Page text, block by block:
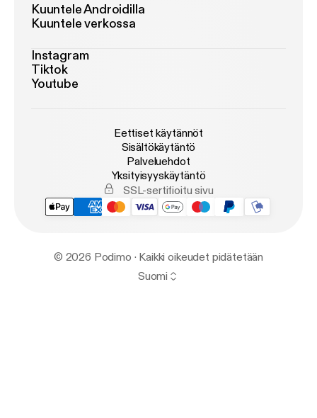
Kuuntele Androidilla
Kuuntele verkossa
Instagram
Tiktok
Youtube
Eettiset käytännöt
Sisältökäytäntö
Palveluehdot
Yksityisyyskäytäntö
SSL-sertifioitu sivu
© 2026 Podimo · Kaikki oikeudet pidätetään
Suomi